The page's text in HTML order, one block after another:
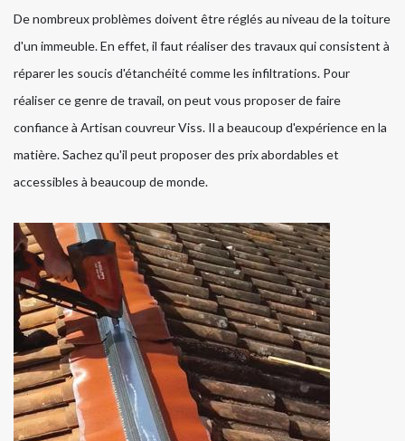
De nombreux problèmes doivent être réglés au niveau de la toiture
d'un immeuble. En effet, il faut réaliser des travaux qui consistent à
réparer les soucis d'étanchéité comme les infiltrations. Pour
réaliser ce genre de travail, on peut vous proposer de faire
confiance à Artisan couvreur Viss. Il a beaucoup d'expérience en la
matière. Sachez qu'il peut proposer des prix abordables et
accessibles à beaucoup de monde.